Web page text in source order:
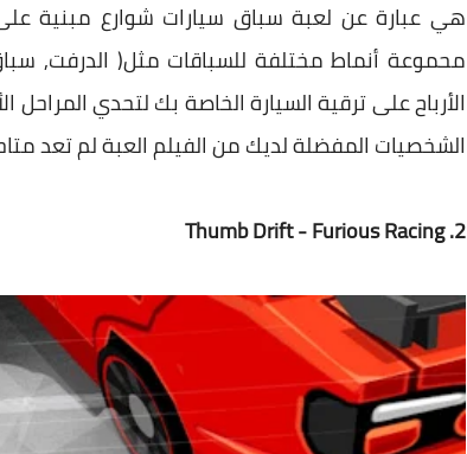
محموعة أنماط مختلفة للسباقات مثل( الدرفت,
الأرباح على ترقية السيارة الخاصة بك لتحدي
الشخصيات المفضلة لديك من الفيلم العبة لم تعد
2. Thumb Drift - Furious Racing